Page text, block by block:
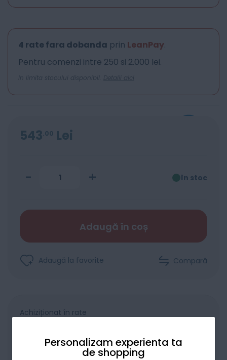
Personalizam experienta ta
de shopping
4 rate fara dobanda prin LeanPay.
Pentru comenzi intre 250 si 2.000 lei.
In limita stocului disponibil. Detalii aici
543 00 Lei
- + în stoc
Adaugă în coș
Adaugă la favorite Compară
Achiziționat în rate